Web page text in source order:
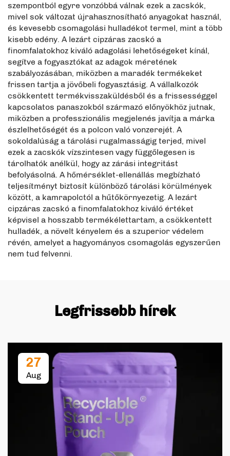
szempontból egyre vonzóbbá válnak ezek a zacskók,
mivel sok változat újrahasznosítható anyagokat használ,
és kevesebb csomagolási hulladékot termel, mint a több
kisebb edény. A lezárt cipzáras zacskó a
finomfalatokhoz kiváló adagolási lehetőségeket kínál,
segítve a fogyasztókat az adagok méretének
szabályozásában, miközben a maradék termékeket
frissen tartja a jövőbeli fogyasztásig. A vállalkozók
csökkentett termékvisszaküldésből és a frissességgel
kapcsolatos panaszokból származó előnyökhöz jutnak,
miközben a professzionális megjelenés javítja a márka
észlelhetőségét és a polcon való vonzerejét. A
sokoldalúság a tárolási rugalmasságig terjed, mivel
ezek a zacskók vízszintesen vagy függőlegesen is
tárolhatók anélkül, hogy az zárási integritást
befolyásolná. A hőmérséklet-ellenállás megbízható
teljesítményt biztosít különböző tárolási körülmények
között, a kamrapolctól a hűtőkörnyezetig. A lezárt
cipzáras zacskó a finomfalatokhoz kiváló értéket
képvisel a hosszabb termékélettartam, a csökkentett
hulladék, a növelt kényelem és a szuperior védelem
révén, amelyet a hagyományos csomagolás egyszerűen
nem tud felvenni.
Legfrissebb hírek
27
Aug